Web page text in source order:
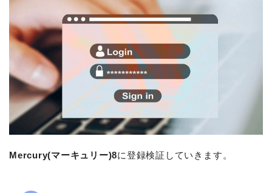
Mercury(マーキュリー)8に登録検証していきます。